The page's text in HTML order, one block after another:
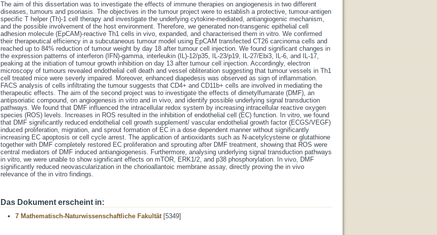
The aim of this dissertation was to investigate the effects of immune therapies on angiogenesis in two different
diseases, tumours and psoriasis. The objectives in the tumour project were to establish a protective, tumour-antigen
specific T helper (Th)-1 cell therapy and investigate the underlying cytokine-mediated, antiangiogenic mechanism,
and the possible involvement of the host environment. Therefore, we generated non-transgenic epithelial cell
adhesion molecule (EpCAM)-reactive Th1 cells in vivo, expanded, and characterised them in vitro. We confirmed
their therapeutical efficiency in a subcutaneous tumour model using EpCAM transfected CT26 carcinoma cells and
reached up to 84% reduction of tumour weight by day 18 after tumour cell injection. We found significant changes in
the expression patterns of interferon (IFN)-gamma, interleukin (IL)-12/p35, IL-23/p19, IL-27/Ebi3, IL-6, and IL-17,
peaking at the initiation of tumour growth inhibition on day 13 after tumour cell injection. Accordingly, electron
microscopy of tumours revealed endothelial cell death and vessel obliteration suggesting that tumour vessels in Th1
cell treated mice were severly impaired. Moreover, enhanced diapedesis was observed as sign of inflammation.
FACS analysis of cells infiltrating the tumour suggests that CD4+ and CD11b+ cells are involved in mediating the
therapeutic effects. The aim of the second project was to investigate the effects of dimetylfumarate (DMF), an
antipsoriatic compound, on angiogenesis in vitro and in vivo, and identify possible underlying signal transduction
pathways. We found that DMF influenced the intracellular redox system by increasing intracellular reactive oxygen
species (ROS) levels. Increases in ROS resulted in the inhibition of endothelial cell (EC) function. In vitro, we found
that DMF significantly reduced endothelial cell growth supplement/ vascular endothelial growth factor (ECGS/VEGF)
induced proliferation, migration, and sprout formation of EC in a dose dependent manner without significantly
increasing EC apoptosis or cell cycle arrest. The application of antioxidants such as N-acetylcysteine or glutathione
together with DMF completely restored EC proliferation and sprouting after DMF treatment, showing that ROS were
central mediators of DMF induced antiangiogenesis. Furthermore, analysing underlying signal transduction pathways
in vitro, we were unable to show significant effects on mTOR, ERK1/2, and p38 phosphorylation. In vivo, DMF
significantly reduced neovascularization in the chorioallantoic membrane assay, directly proving the in vivo
relevance of the in vitro findings.
Das Dokument erscheint in:
7 Mathematisch-Naturwissenschaftliche Fakultät[5349]